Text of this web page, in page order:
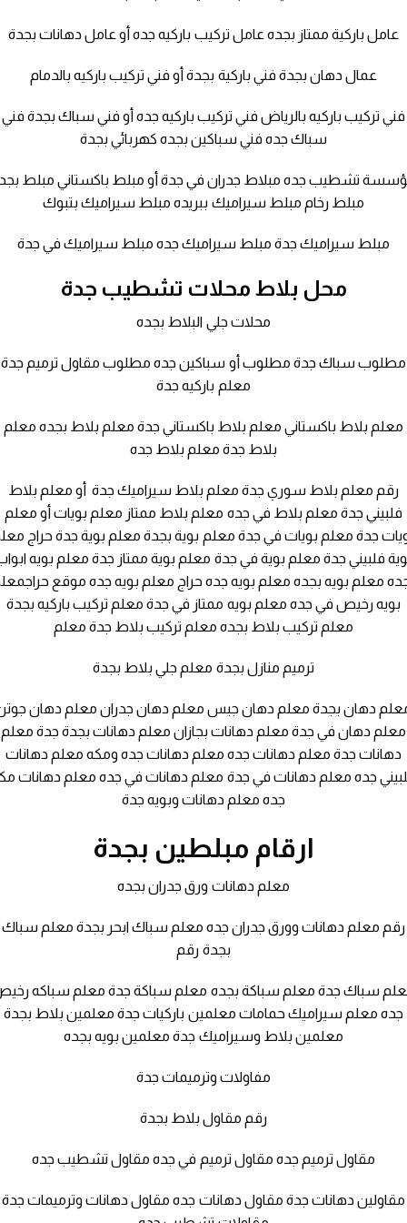
عامل باركية ممتاز بجده عامل تركيب باركيه جده أو عامل دهانات بجدة
عمال دهان بجدة فني باركية بجدة أو فني تركيب باركيه بالدمام
فني تركيب باركيه بالرياض فني تركيب باركيه جده أو فني سباك بجدة فني
سباك جده فني سباكين بجده كهربائي بجدة
تشطيب جده مبلاط جدران في جدة أو مبلط باكستاني مبلط
مبلط رخام مبلط سيراميك ببريده مبلط سيراميك بتبوك
مبلط سيراميك جدة مبلط سيراميك جده مبلط سيراميك في جدة
محل بلاط محلات تشطيب جدة
محلات جلي البلاط بجده
مطلوب سباك جدة مطلوب أو سباكين جده مطلوب مقاول ترميم جدة
معلم باركيه جدة
معلم بلاط باكستاني معلم بلاط باكستاني جدة معلم بلاط بجده معلم
بلاط جدة معلم بلاط جده
رقم معلم بلاط سوري جدة معلم بلاط سيراميك جدة أو معلم بلاط
فلبيني جدة معلم بلاط في جده معلم بلاط ممتاز معلم بويات أو معلم
جدة معلم بويات في جدة معلم بوية بجدة معلم بوية جدة حراج
فلبيني جدة معلم بوية في جدة معلم بوية ممتاز جدة معلم بويه
معلم بويه بجده معلم بويه جده حراج معلم بويه جده موقع
بويه رخيص في جده معلم بويه ممتاز في جدة معلم تركيب باركيه بجدة
معلم تركيب بلاط بجده معلم تركيب بلاط جدة معلم
ترميم منازل بجدة معلم جلي بلاط بجدة
دهان بجدة معلم دهان جبس معلم دهان جدران معلم دهان
معلم دهان في جدة معلم دهانات بجازان معلم دهانات بجدة جدة معلم
دهانات جدة معلم دهانات جده معلم دهانات جده ومكه معلم دهانات
جده معلم دهانات في جدة معلم دهانات في جده معلم دهانات
جده معلم دهانات وبويه جدة
ارقام مبلطين بجدة
معلم دهانات ورق جدران بجده
رقم معلم دهانات وورق جدران جده معلم سباك ابحر بجدة معلم سباك
بجدة رقم
سباك جدة معلم سباكة بجده معلم سباكة جدة معلم سباكه
جده معلم سيراميك حمامات معلمين باركيات جدة معلمين بلاط بجدة
معلمين بلاط وسيراميك جدة معلمين بويه بجده
مفاولات وترميمات جدة
رقم مقاول بلاط بجدة
مقاول ترميم جده مقاول ترميم في جده مقاول تشطيب جده
مقاولين دهانات جدة مقاول دهانات جده مقاول دهانات وترميمات جدة